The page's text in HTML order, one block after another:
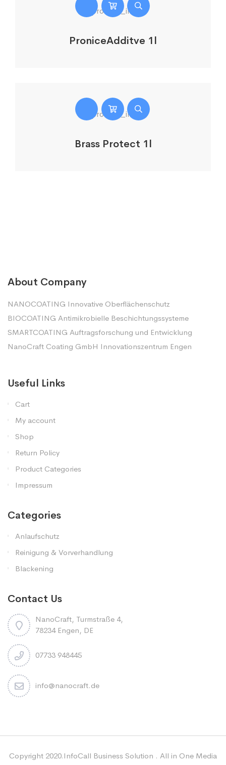
ProniceAdditve 1l
Brass Protect 1l
About Company
NANOCOATING Innovative Oberflächenschutz
BIOCOATING Antimikrobielle Beschichtungssysteme
SMARTCOATING Auftragsforschung und Entwicklung
NanoCraft Coating GmbH Innovationszentrum Engen
Useful Links
Cart
My account
Shop
Return Policy
Product Categories
Impressum
Categories
Anlaufschutz
Reinigung & Vorverhandlung
Blackening
Contact Us
NanoCraft, Turmstraße 4,
78234 Engen, DE
07733 948445
info@nanocraft.de
Copyright 2020.InfoCall Business Solution . All in One Media